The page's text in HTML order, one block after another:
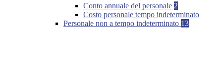
Conto annuale del personale 2
Costo personale tempo indeterminato
Personale non a tempo indeterminato 13